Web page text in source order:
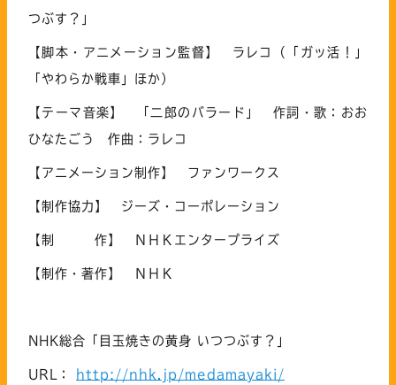
つぶす？」
【脚本・アニメーション監督】 ラレコ（「ガッ活！」
「やわらか戦車」ほか）
【テーマ音楽】 「二郎のバラード」 作詞・歌：おお
ひなたごう 作曲：ラレコ
【アニメーション制作】 ファンワークス
【制作協力】 ジーズ・コーポレーション
【制 作】 ＮＨＫエンタープライズ
【制作・著作】 ＮＨＫ
NHK総合「目玉焼きの黄身 いつつぶす？」
URL： http://nhk.jp/medamayaki/